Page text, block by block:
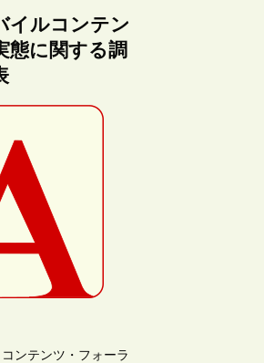
イルコンテン
態に関する調
ンテンツ・フォーラ